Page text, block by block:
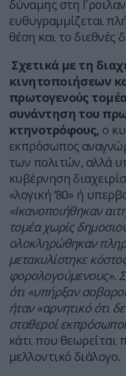
δύναμης στη
ευθυγραμμίζεται
θέση και το διεθνές
Σχετικά με τη
κινητοποιήσεων
πρωτογενούς
συνάντηση του
κτηνοτρόφους, ο
εκπρόσωπος
των πολιτών, αλλά
κυβέρνηση
«λογική ’80» ή
«Ικανοποιήθηκαν
τομέα χωρίς
ολοκληρώθηκαν
μετακυλίστηκε
φορολογούμενους».
ότι «υπήρξαν
ήταν «αρνητικό ότι
σταθεροί
κάτι που θεωρείται
μελλοντικό διάλογο.